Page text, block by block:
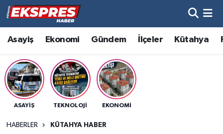
Asayiş Ekonomi Gündem İlçeler Kütahya
ASAYIŞ TEKNOLOJI EKONOMI
HABERLER KÜTAHYA HABER
Altıntaş
Asayiş
Aslanapa
Hava Durumu
Trafik Durumu
Süper Lig Puan Durumu ve Fikstür